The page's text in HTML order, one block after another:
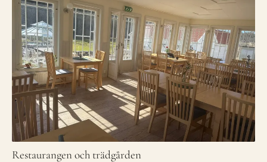
Restaurangen och trädgården